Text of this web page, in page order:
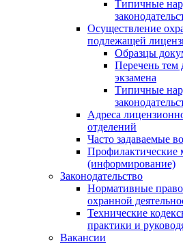
Типичные
Осуществление
подлежащей
Образцы
Перечень тем
экзамена
Типичные
Адреса
отделений
Часто задаваемые
Профилактические
(информирование)
Законодательство
Нормативные
охранной
Технические
практики и
Вакансии